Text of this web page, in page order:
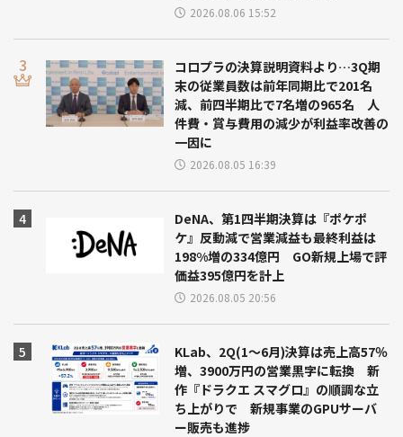
2026.08.06 15:52
コロプラの決算説明資料より…3Q期
末の従業員数は前年同期比で201名
減、前四半期比で7名増の965名 人
件費・賞与費用の減少が利益率改善の
一因に
2026.08.05 16:39
DeNA、第1四半期決算は『ポケポ
ケ』反動減で営業減益も最終利益は
198%増の334億円 GO新規上場で評
価益395億円を計上
2026.08.05 20:56
KLab、2Q(1～6月)決算は売上高57％
増、3900万円の営業黒字に転換 新
作『ドラクエ スマグロ』の順調な立
ち上がりで 新規事業のGPUサーバ
ー販売も進捗